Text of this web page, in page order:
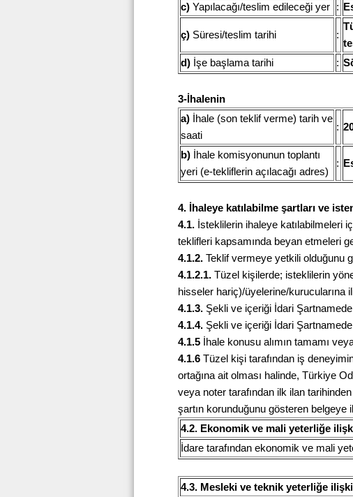
c) Yapılacağı/teslim edileceği yer :
ç) Süresi/teslim tarihi :
d) İşe başlama tarihi :
3-İhalenin
a) İhale (son teklif verme) tarih ve
saati
:
b) İhale komisyonunun toplantı
yeri (e-tekliflerin açılacağı adres)
:
4. İhaleye katılabilme şartları ve
4.1. İsteklilerin ihaleye katılabilmeleri
teklifleri kapsamında beyan etmeleri
4.1.2. Teklif vermeye yetkili olduğunu
4.1.2.1. Tüzel kişilerde; isteklilerin
hisseler hariç)/üyelerine/kurucularına
4.1.3. Şekli ve içeriği İdari
4.1.4. Şekli ve içeriği İdari
4.1.5 İhale konusu alımın tamamı
4.1.6 Tüzel kişi tarafından iş
ortağına ait olması halinde, Türkiye
veya noter tarafından ilk ilan
şartın korunduğunu gösteren belgeye
4.2. Ekonomik ve mali yeterliğe
İdare tarafından ekonomik ve mali
4.3. Mesleki ve teknik yeterliğe